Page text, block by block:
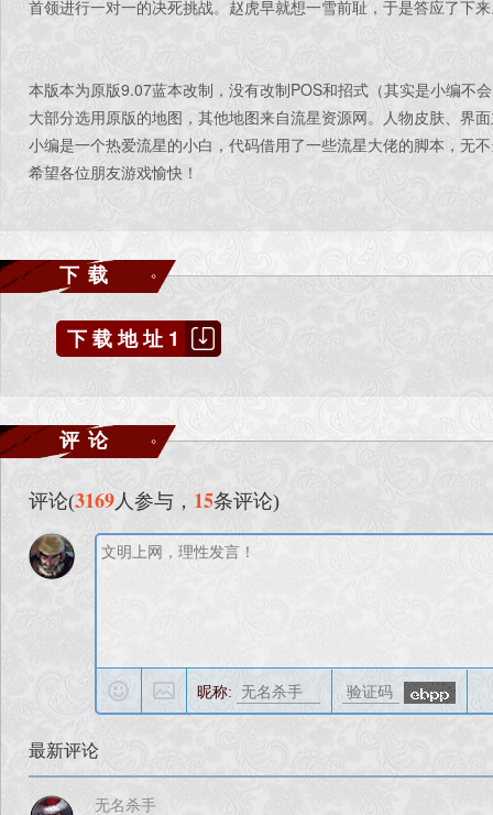
首领进行一对一的决死挑战。赵虎早就想一雪前耻，于是答应了下
本版本为原版9.07蓝本改制，没有改制POS和招式（其实是小编不
大部分选用原版的地图，其他地图来自流星资源网。人物皮肤、界
小编是一个热爱流星的小白，代码借用了一些流星大佬的脚本，无
希望各位朋友游戏愉快！
下载
下载地址1
评论
评论(3169 人参与， 15条评论)
昵称:
最新评论
无名杀手